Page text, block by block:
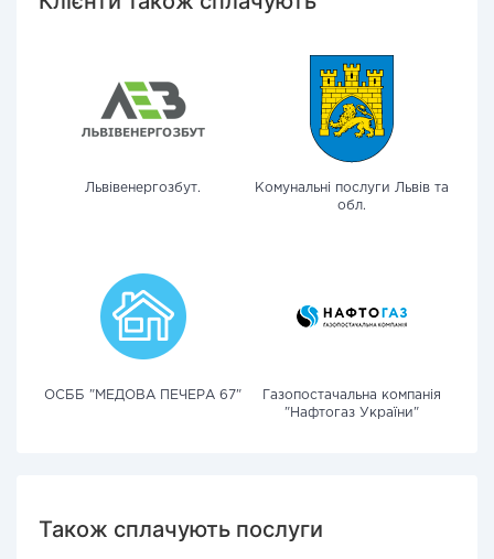
Львівенергозбут.
Комунальні послуги Львів та
обл.
ОСББ "МЕДОВА ПЕЧЕРА 67"
Газопостачальна компанія
"Нафтогаз України"
Також сплачують послуги